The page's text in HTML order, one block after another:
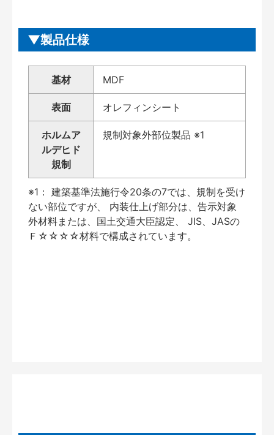
製品仕様
基材 MDF
表面 オレフィンシート
ホルムア
ルデヒド
規制
規制対象外部位製品 ※1
※1： 建築基準法施行令20条の7では、規制を受け
ない部位ですが、 内装仕上げ部分は、告示対象
外材料または、国土交通大臣認定、 JIS、JASの
Ｆ☆☆☆☆材料で構成されています。